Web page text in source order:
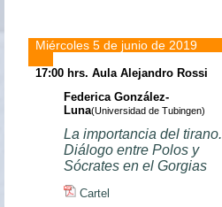
Miércoles 5 de junio de 2019
17:00 hrs. Aula Alejandro Rossi
Federica González-
Luna(Universidad de Tubingen)
La importancia del tirano.
Diálogo entre Polos y
Sócrates en el Gorgias
Cartel